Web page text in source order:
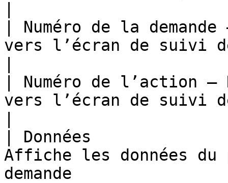
| Numéro de la
vers l’écran de suivi
| Numéro de l’action
vers l’écran de suivi
| Données
Affiche les données du
demande